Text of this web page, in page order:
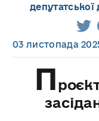
депутатської
03 листопада
П